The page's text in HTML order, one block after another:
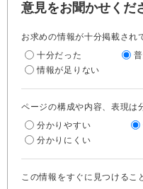
意見をお聞かせくだ
お求めの情報が十分掲載され
十分だった
情報が足りない
ページの構成や内容、表現は
分かりやすい
分かりにくい
この情報をすぐに見つけるこ